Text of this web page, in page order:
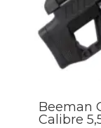
Beeman
Calibre